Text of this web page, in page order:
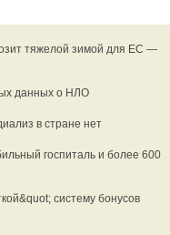
тяжелой зимой для ЕС —
данных о НЛО
в стране нет
госпиталь и более 600
систему бонусов